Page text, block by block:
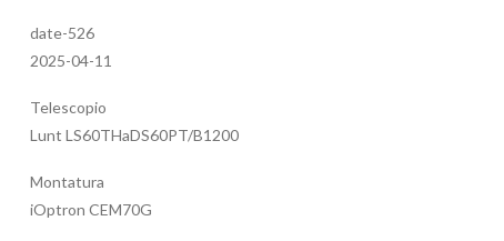
date-526
2025-04-11
Telescopio
Lunt LS60THaDS60PT/B1200
Montatura
iOptron CEM70G